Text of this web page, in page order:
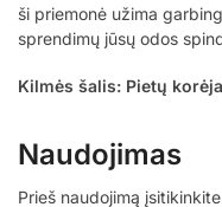
ši priemonė užima
sprendimų jūsų odos
Kilmės šalis: Pietų korėja
Naudojimas
Prieš naudojimą